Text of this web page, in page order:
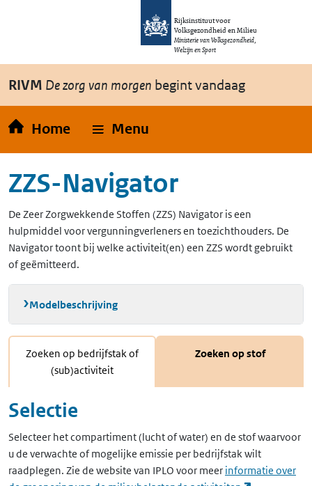
Overslaan en naar de inhoud gaan
Rijksinstituut voor
Volksgezondheid en Milieu
Ministerie van Volksgezondheid,
Welzijn en Sport
RIVM De zorg van morgen begint vandaag
Home Menu
ZZS-Navigator
De Zeer Zorgwekkende Stoffen (ZZS) Navigator is een
hulpmiddel voor vergunningverleners en toezichthouders. De
Navigator toont bij welke activiteit(en) een ZZS wordt gebruikt
of geëmitteerd.
Modelbeschrijving
Zoeken op bedrijfstak of
(sub)activiteit
Zoeken op stof
Selectie
Selecteer het compartiment (lucht of water) en de stof waarvoor
u de verwachte of mogelijke emissie per bedrijfstak wilt
raadplegen. Zie de website van IPLO voor meer informatie over